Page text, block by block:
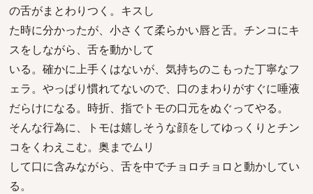
の舌がまとわりつく。キスし
た時に分かったが、小さくて柔らかい唇と舌。チンコにキ
スをしながら、舌を動かして
いる。確かに上手くはないが、気持ちのこもった丁寧なフ
ェラ。やっぱり慣れてないので、口のまわりがすぐに唾液
だらけになる。時折、指でトモの口元をぬぐってやる。
そんな行為に、トモは嬉しそうな顔をしてゆっくりとチン
コをくわえこむ。奥までムリ
して口に含みながら、舌を中でチョロチョロと動かしてい
る。